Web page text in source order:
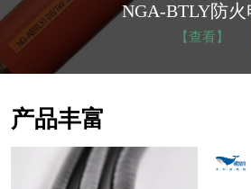
NGA-BTLY防火
【查看】
产品丰富